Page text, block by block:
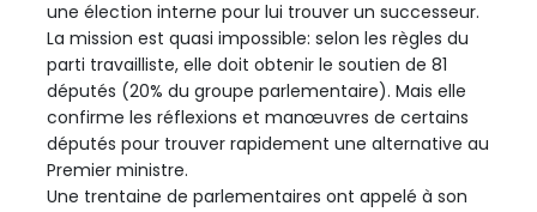
une élection interne pour lui trouver un successeur.
La mission est quasi impossible: selon les règles du
parti travailliste, elle doit obtenir le soutien de 81
députés (20% du groupe parlementaire). Mais elle
confirme les réflexions et manœuvres de certains
députés pour trouver rapidement une alternative au
Premier ministre.
Une trentaine de parlementaires ont appelé à son